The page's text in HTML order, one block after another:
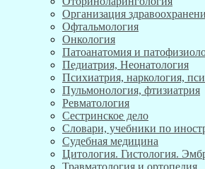
Организация
Офтальмология
Онкология
Патоанатомия и
Педиатрия, Неонатология
Психиатрия, наркология,
Пульмонология, фтизиатрия
Ревматология
Сестринское дело
Словари, учебники по
Судебная медицина
Цитология. Гистология.